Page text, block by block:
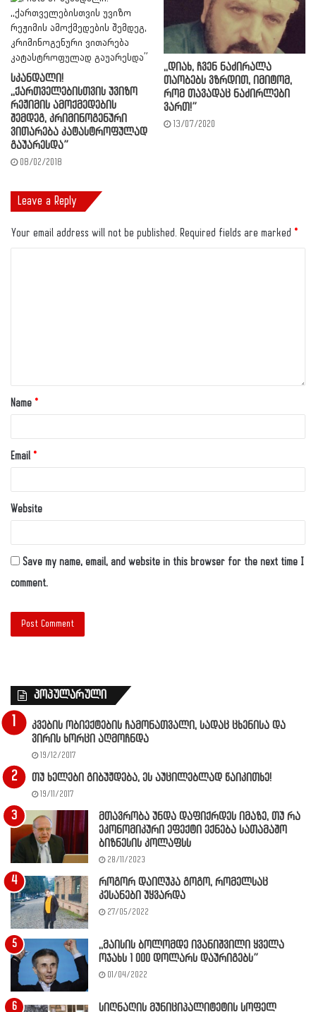
სკანდალი!
,,ქართველებისთვის უვიზო
რეჟიმის ამოქმედების
შემდეგ, კრიმინოგენური
ვითარება კატასტროფულად
გაუარესდა”
08/02/2018
,,დიახ, ჩვენ ნაძირალა
თაობებს ვზრდით, იმიტომ,
რომ თავადაც ნაძირლები
ვართ!”
13/07/2020
Leave a Reply
Your email address will not be published. Required fields are marked *
Name *
Email *
Website
Save my name, email, and website in this browser for the next time I
comment.
პოპულარული
კვების ობიექტების ჩამონათვალი, სადაც ცხენისა და
ვირის ხორცი აღმოჩნდა
19/12/2017
თუ ხელები გიბუჟდება, ეს აუცილებლად წაიკითხე!
19/11/2017
მთავრობა უნდა დაფიქრდეს იმაზე, თუ რა
ეკონომიკური ეფექტი ექნება სათამაშო
ბიზნესის კოლაფსს
28/11/2023
როგორ დაიღუპა გოგო, რომელსაც
კესანები უყვარდა
27/05/2022
,,მაისის ბოლომდე ივანიშვილი ყველა
ოჯახს 1 000 დოლარს დაურიგებს”
01/04/2022
სიღნაღის მუნიციპალიტეტის სოფელ